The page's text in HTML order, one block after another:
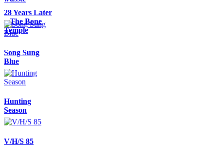
28 Years Later
– The Bone
Temple
Song Sung
Blue
Hunting
Season
V/H/S 85